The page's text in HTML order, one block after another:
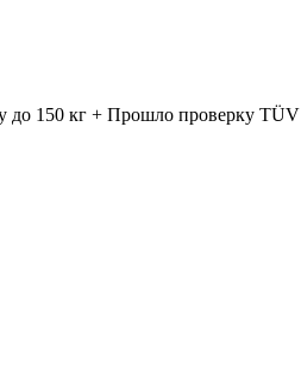
до 150 кг + Прошло проверку TÜV